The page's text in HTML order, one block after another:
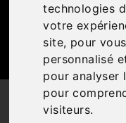
technologies
votre
site, pour
personnalisé
pour analyser
pour
visiteurs.